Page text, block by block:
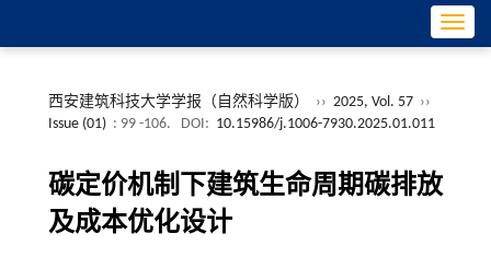
西安建筑科技大学学报（自然科学版） ›› 2025, Vol. 57 ››
Issue (01) : 99 -106. DOI: 10.15986/j.1006-7930.2025.01.011
碳定价机制下建筑生命周期碳排放
及成本优化设计